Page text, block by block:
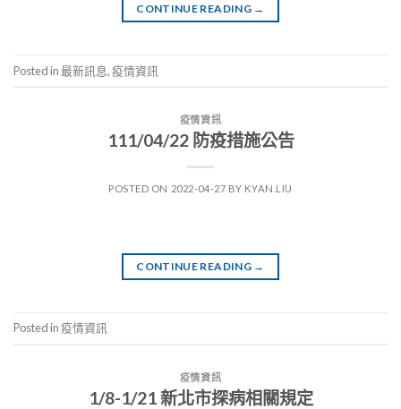
CONTINUE READING →
Posted in最新訊息,疫情資訊
疫情資訊
111/04/22 防疫措施公告
POSTED ON 2022-04-27 BY KYAN.LIU
CONTINUE READING →
Posted in疫情資訊
疫情資訊
1/8-1/21 新北市探病相關規定